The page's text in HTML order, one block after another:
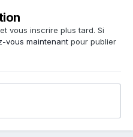
vous inscrire plus tard. Si
vous maintenant pour publier